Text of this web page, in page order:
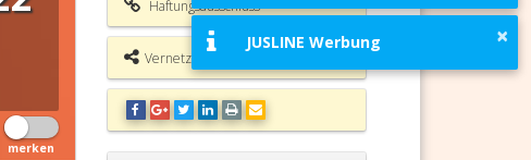
merken
Haftungsausschluss
Vernetzungsmöglichkeiten
×
JUSLINE Werbung